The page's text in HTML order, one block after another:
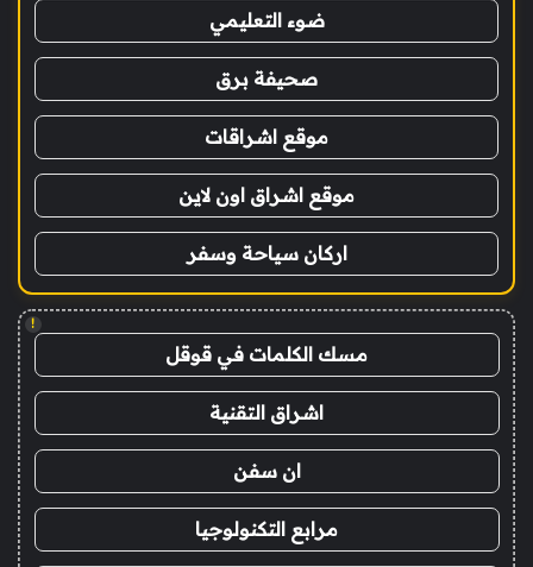
ضوء التعليمي
صحيفة برق
موقع اشراقات
موقع اشراق اون لاين
اركان سياحة وسفر
!
مسك الكلمات في قوقل
اشراق التقنية
ان سفن
مرابع التكنولوجيا